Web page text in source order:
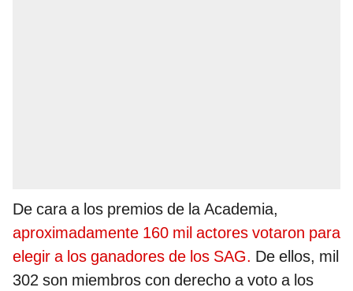
De cara a los premios de la Academia,
aproximadamente 160 mil actores votaron para
elegir a los ganadores de los SAG. De ellos, mil
302 son miembros con derecho a voto a los